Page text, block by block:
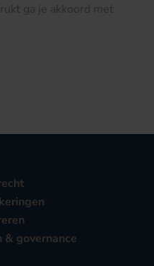
ga je akkoord met
governance